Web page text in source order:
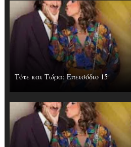
Τότε και Τώρα: Επεισόδιο 15